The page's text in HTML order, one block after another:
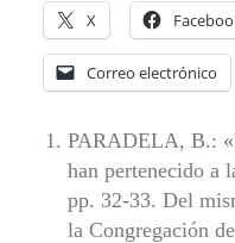
X
Correo electrónico
PARADELA, B.:
han pertenecido a
pp. 32-33. Del
la Congregación